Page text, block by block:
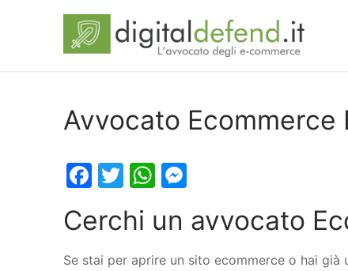
Avvocato Ecommerce
Facebook
TwitterWhatsApp
Cerchi un avvocato
Se stai per aprire un sito ecommerce o hai